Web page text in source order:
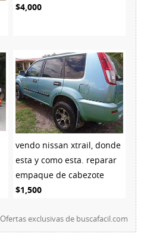
$4,000
vendo nissan xtrail, donde
esta y como esta. reparar
empaque de cabezote
$1,500
Ofertas exclusivas de buscafacil.com